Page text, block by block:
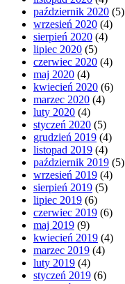
październik 2020 (5)
wrzesień 2020 (4)
sierpień 2020 (4)
lipiec 2020 (5)
czerwiec 2020 (4)
maj 2020 (4)
kwiecień 2020 (6)
marzec 2020 (4)
luty 2020 (4)
styczeń 2020 (5)
grudzień 2019 (4)
listopad 2019 (4)
październik 2019 (5)
wrzesień 2019 (4)
sierpień 2019 (5)
lipiec 2019 (6)
czerwiec 2019 (6)
maj 2019 (9)
kwiecień 2019 (4)
marzec 2019 (4)
luty 2019 (4)
styczeń 2019 (6)